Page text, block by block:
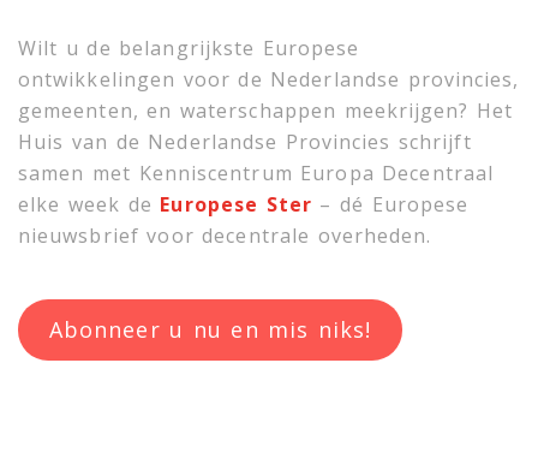
Wilt u de belangrijkste Europese
ontwikkelingen voor de Nederlandse provincies,
gemeenten, en waterschappen meekrijgen? Het
Huis van de Nederlandse Provincies schrijft
samen met Kenniscentrum Europa Decentraal
elke week de Europese Ster – dé Europese
nieuwsbrief voor decentrale overheden.
Abonneer u nu en mis niks!